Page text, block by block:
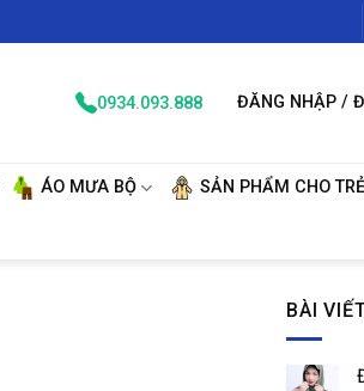
0934.093.888 ĐĂNG NHẬP /
ÁO MƯA BỘ SẢN PHẨM CHO
BÀI